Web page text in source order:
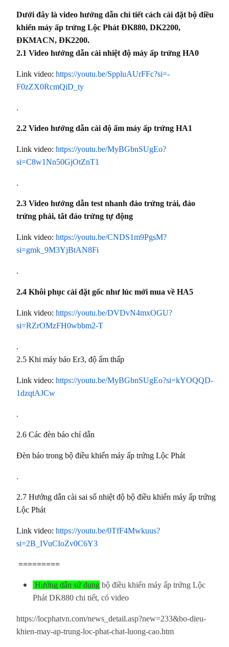
Dưới đây là video hướng dẫn chi tiết cách cài đặt bộ điều
khiển máy ấp trứng Lộc Phát ĐK880, DK2200,
ĐKMACN, ĐK2200.
2.1 Video hướng dẫn cài nhiệt độ máy ấp trứng HA0
Link video: https://youtu.be/SppluAUrFFc?si=-
F0zZX0RcmQiD_ty
.
2.2 Video hướng dẫn cài độ ẩm máy ấp trứng HA1
Link video: https://youtu.be/MyBGbnSUgEo?
si=C8w1Nn50GjOtZnT1
.
2.3 Video hướng dẫn test nhanh đảo trứng trái, đảo
trứng phải, tắt đảo trứng tự động
Link video: https://youtu.be/CNDS1m9PgsM?
si=gmk_9M3YjBtAN8Fi
.
2.4 Khôi phục cài đặt gốc như lúc mới mua về HA5
Link video: https://youtu.be/DVDvN4mxOGU?
si=RZrOMzFH0wbbm2-T
.
2.5 Khi máy báo Er3, độ ẩm thấp
Link video: https://youtu.be/MyBGbnSUgEo?si=kYOQQD-
1dzqtAJCw
.
2.6 Các đèn báo chỉ dẫn
Đèn báo trong bộ điều khiển máy ấp trứng Lộc Phát
.
2.7 Hướng dẫn cài sai số nhiệt độ bộ điều khiển máy ấp trứng
Lộc Phát
Link video: https://youtu.be/0TfF4Mwkuus?
si=2B_IVuCIoZv0C6Y3
=========
Hướng dẫn sử dụng bộ điều khiển máy ấp trứng Lộc
Phát DK880 chi tiết, có video
https://locphatvn.com/news_detail.asp?new=233&bo-dieu-
khien-may-ap-trung-loc-phat-chat-luong-cao.htm